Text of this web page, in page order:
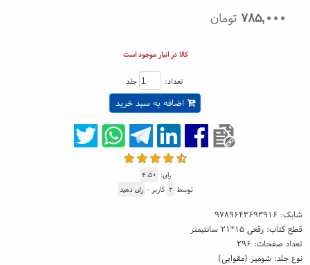
۷۸۵,۰۰۰ تومان
کالا در انبار موجود است
تعداد: جلد
اضافه به سبد خرید
رای: ۴.۵۰
توسط ۲ کاربر - رای دهید
شابک: ۹۷۸۹۶۴۳۶۹۳۹۱۶
قطع کتاب: رقعی ۱۵*۲۱ سانتیمتر
تعداد صفحات: ۲۹۶
نوع جلد: شومیز (مقوایی)